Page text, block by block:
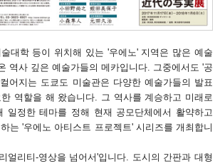
대학 등이 위치해 있는 '우에노' 지역은 많은 예술
역사 깊은 예술가들의 메카입니다. 그중에서도 '공
어지는 도쿄도 미술관은 다양한 예술가들의 발표
역할을 해 왔습니다. 그 역사를 계승하고 미래로
일정한 테마를 정해 현재 공모단체에서 활약하고
는 '우에노 아티스트 프로젝트' 시리즈를 개최합니
얼리티-영상을 넘어서'입니다. 도시의 간판과 대형